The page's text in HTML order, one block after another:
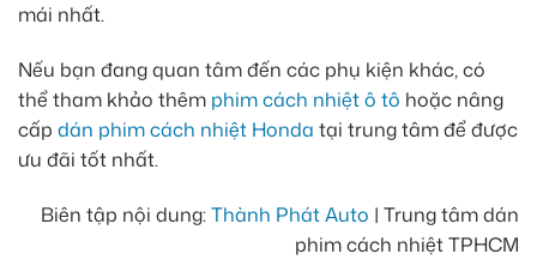
mái nhất.
Nếu bạn đang quan tâm đến các phụ kiện khác, có
thể tham khảo thêm phim cách nhiệt ô tô hoặc nâng
cấp dán phim cách nhiệt Honda tại trung tâm để được
ưu đãi tốt nhất.
Biên tập nội dung:Thành Phát Auto | Trung tâm dán
phim cách nhiệt TPHCM